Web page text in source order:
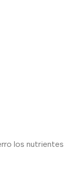
los nutrientes